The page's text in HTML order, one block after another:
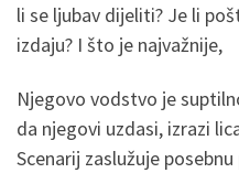
li se ljubav dijeliti? Je li
izdaju? I što je najvažnije,
Njegovo vodstvo je
da njegovi uzdasi, izrazi
Scenarij zaslužuje